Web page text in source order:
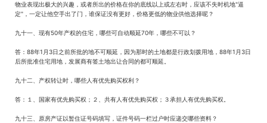
物业表现出极大的兴趣，或者所出的价格在你的底线以上或左右时，应该不失时机地"逼
定"，一定让他空手出了门，谁保证没有更好，价格更低的物业供他选择呢？
九十一、现有50年产权的住宅，哪些可自动顺延70年，哪些不可以？
答：88年1月3日之前所批的地不可顺延，因为那时的土地都是行政划拨用地，88年1月3日
后所批准住宅用地，发展商有签土地出让合同的都可顺延。
九十二、产权转让时，哪些人有优先购买权利？
答：１、国家有优先购买权；２、共有人有优先购买权；３承担人有优先购买权。
九十三、原房产证以暂住证号码填写，证件号码一栏过户时应递交哪些资料？